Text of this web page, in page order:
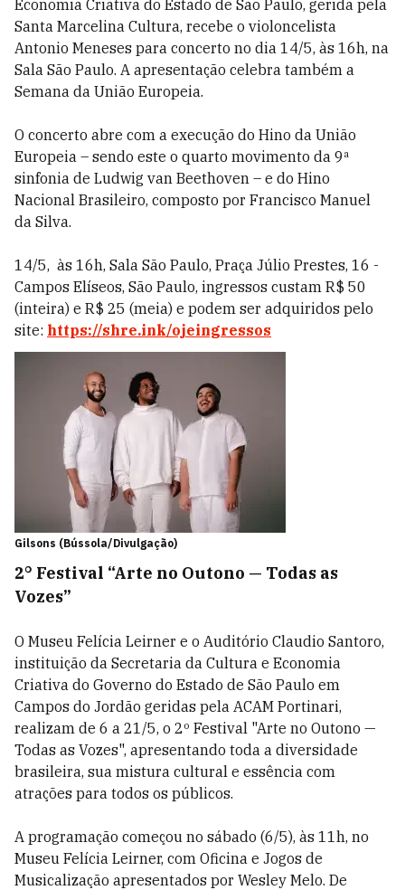
Economia Criativa do Estado de São Paulo, gerida pela
Santa Marcelina Cultura, recebe o violoncelista
Antonio Meneses para concerto no dia 14/5, às 16h, na
Sala São Paulo. A apresentação celebra também a
Semana da União Europeia.
O concerto abre com a execução do Hino da União
Europeia – sendo este o quarto movimento da 9ª
sinfonia de Ludwig van Beethoven – e do Hino
Nacional Brasileiro, composto por Francisco Manuel
da Silva.
14/5, às 16h, Sala São Paulo, Praça Júlio Prestes, 16 -
Campos Elíseos, São Paulo, ingressos custam R$ 50
(inteira) e R$ 25 (meia) e podem ser adquiridos pelo
site: https://shre.ink/ojeingressos
Gilsons (Bússola/Divulgação)
2° Festival “Arte no Outono — Todas as
Vozes”
O Museu Felícia Leirner e o Auditório Claudio Santoro,
instituição da Secretaria da Cultura e Economia
Criativa do Governo do Estado de São Paulo em
Campos do Jordão geridas pela ACAM Portinari,
realizam de 6 a 21/5, o 2º Festival "Arte no Outono —
Todas as Vozes", apresentando toda a diversidade
brasileira, sua mistura cultural e essência com
atrações para todos os públicos.
A programação começou no sábado (6/5), às 11h, no
Museu Felícia Leirner, com Oficina e Jogos de
Musicalização apresentados por Wesley Melo. De